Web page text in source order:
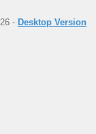
- Desktop Version